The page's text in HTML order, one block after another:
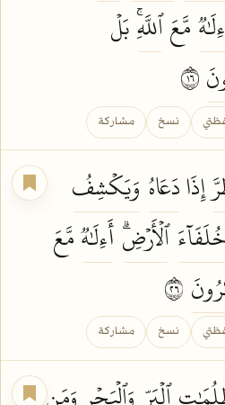
مَّعَٱللَّهِۚبَلۡ
نسخ مشاركة
إِذَادَعَاهُ وَيَكۡشِفُ
ٱلۡأَرۡضِۗ أَءِلَٰهٞمَّعَ
نسخ مشاركة